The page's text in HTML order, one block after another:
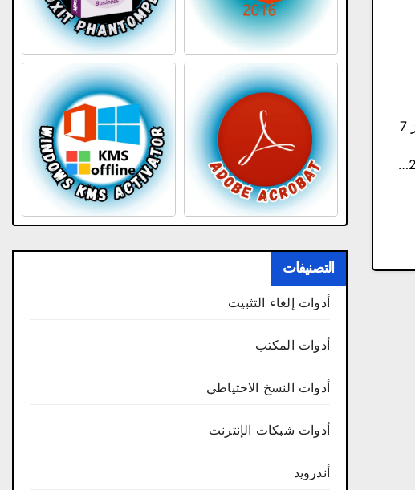
ما هو تحميل ويندوز 7 عربي Windows 7؟ تحميل ويندوز 7
التصنيفات
أدوات إلغاء التثبيت
أدوات المكتب
أدوات النسخ الاحتياطي
أدوات شبكات الإنترنت
أندرويد